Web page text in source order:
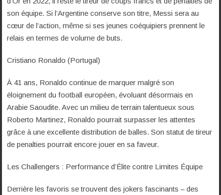
son équipe. Si l’Argentine conserve son titre, Messi sera au
cœur de l’action, même si ses jeunes coéquipiers prennent le
relais en termes de volume de buts.
Cristiano Ronaldo (Portugal)
À 41 ans, Ronaldo continue de marquer malgré son
éloignement du football européen, évoluant désormais en
Arabie Saoudite. Avec un milieu de terrain talentueux sous
Roberto Martinez, Ronaldo pourrait surpasser les attentes
grâce à une excellente distribution de balles. Son statut de tireur
de penalties pourrait encore jouer en sa faveur.
Les Challengers : Performance d’Élite contre Limites Équipe
Derrière les favoris se trouvent des jokers fascinants – des